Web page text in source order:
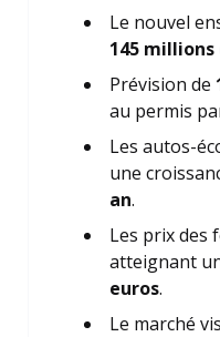
Le nouvel
145 millions
Prévision de
au permis
Les autos-
une
an.
Les prix des
atteignant
euros.
Le marché